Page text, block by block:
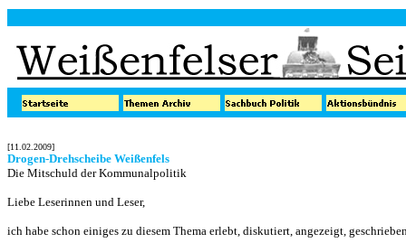
[11.02.2009]
Drogen-Drehscheibe Weißenfels
Die Mitschuld der Kommunalpolitik
Liebe Leserinnen und Leser,
ich habe schon einiges zu diesem Thema erlebt, diskutiert, angezeigt,